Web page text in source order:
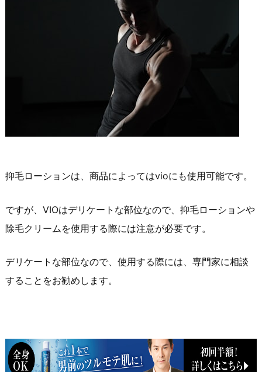
抑毛ローションは、商品によってはvioにも使用可能です。
ですが、VIOはデリケートな部位なので、抑毛ローションや
除毛クリームを使用する際には注意が必要です。
デリケートな部位なので、使用する際には、専門家に相談
することをお勧めします。